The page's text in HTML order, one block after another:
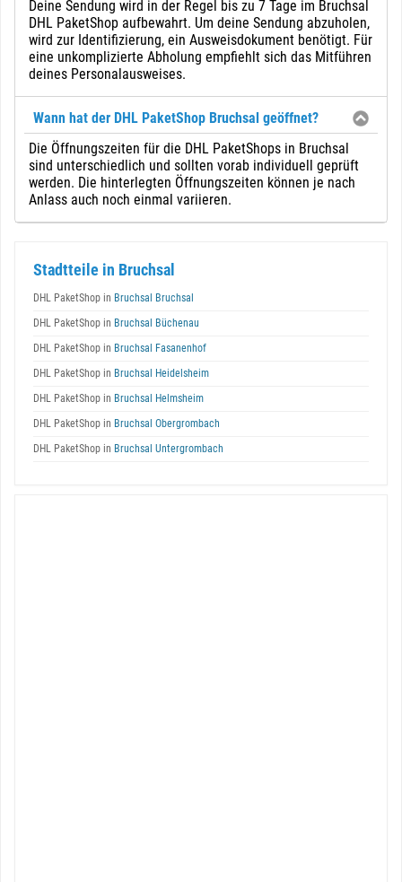
Deine Sendung wird in der Regel bis zu 7 Tage im Bruchsal
DHL PaketShop aufbewahrt. Um deine Sendung abzuholen,
wird zur Identifizierung, ein Ausweisdokument benötigt. Für
eine unkomplizierte Abholung empfiehlt sich das Mitführen
deines Personalausweises.
Wann hat der DHL PaketShop Bruchsal geöffnet?
Die Öffnungszeiten für die DHL PaketShops in Bruchsal
sind unterschiedlich und sollten vorab individuell geprüft
werden. Die hinterlegten Öffnungszeiten können je nach
Anlass auch noch einmal variieren.
Stadtteile in Bruchsal
DHL PaketShop in Bruchsal Bruchsal
DHL PaketShop in Bruchsal Büchenau
DHL PaketShop in Bruchsal Fasanenhof
DHL PaketShop in Bruchsal Heidelsheim
DHL PaketShop in Bruchsal Helmsheim
DHL PaketShop in Bruchsal Obergrombach
DHL PaketShop in Bruchsal Untergrombach